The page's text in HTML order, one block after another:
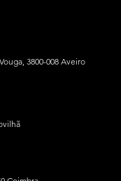
3800-008 Aveiro